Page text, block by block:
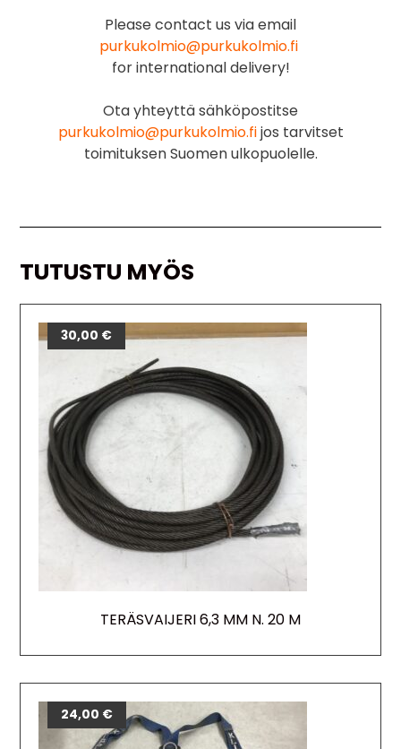
Please contact us via email
purkukolmio@purkukolmio.fi
for international delivery!
Ota yhteyttä sähköpostitse
purkukolmio@purkukolmio.fijos tarvitset
toimituksen Suomen ulkopuolelle.
TUTUSTU MYÖS
TERÄSVAIJERI 6,3 MM N. 20 M
30,00 €
24,00 €